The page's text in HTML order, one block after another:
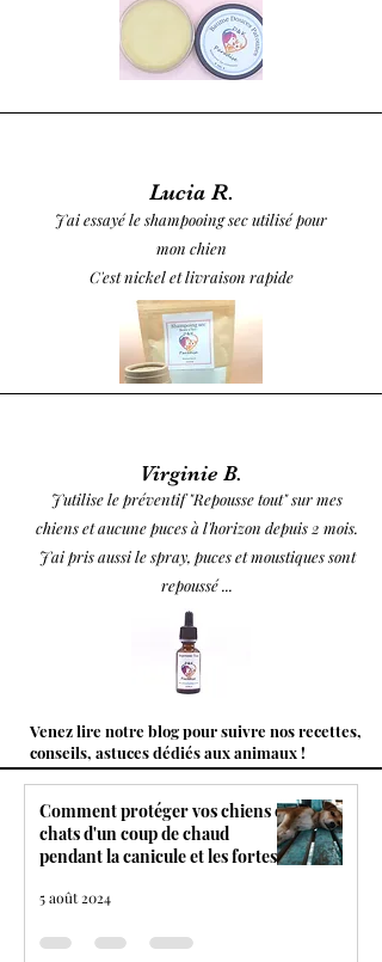
Lucia R.
J'ai essayé le shampooing sec utilisé pour
mon chien
C'est nickel et livraison rapide
Virginie B.
J'utilise le préventif "Repousse tout" sur mes
chiens et aucune puces à l'horizon depuis 2 mois.
J'ai pris aussi le spray, puces et moustiques sont
repoussé ...
Venez lire notre blog pour suivre nos recettes,
conseils, astuces dédiés aux animaux !
Comment protéger vos chiens et
chats d'un coup de chaud
pendant la canicule et les fortes
5 août 2024